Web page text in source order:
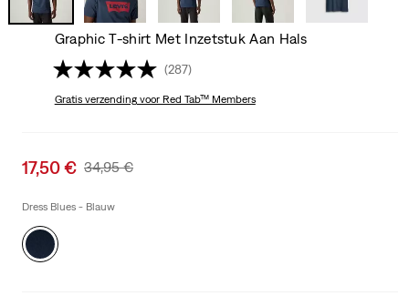
Graphic T-shirt Met Inzetstuk Aan Hals
(287)
Gratis verzendingvoor Red Tab™ Members
Sale
is
17,50 € Original
Was
34,95 €
Dress Blues - Blauw